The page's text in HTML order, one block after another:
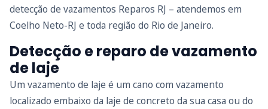
detecção de vazamentos Reparos RJ – atendemos em
Coelho Neto-RJ e toda região do Rio de Janeiro.
Detecção e reparo de vazamento
de laje
Um vazamento de laje é um cano com vazamento
localizado embaixo da laje de concreto da sua casa ou do